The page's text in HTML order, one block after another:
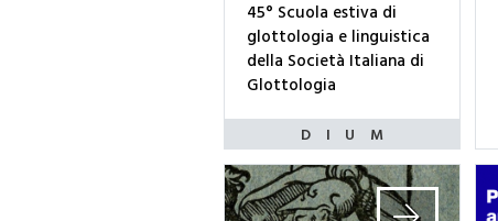
45° Scuola estiva di
glottologia e linguistica
della Società Italiana di
Glottologia